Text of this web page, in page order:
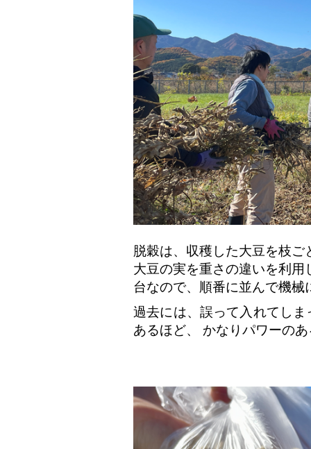
脱穀は、収穫した大豆を枝
大豆の実を重さの違いを利
台なので、順番に並んで機械
過去には、誤って入れてし
あるほど、 かなりパワーの